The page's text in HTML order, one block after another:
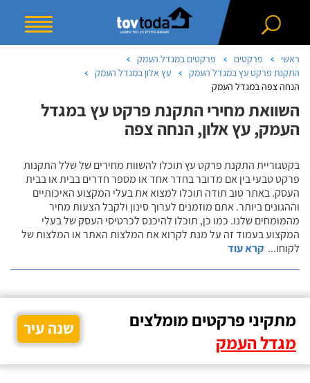
ראשי פרקטים
פרקטים במגדל העמק
התקנת פרקט עץ במגדל העמק
עץ אלון במגדל העמק
הנחה צפה במגדל העמק
השוואת מחירי התקנת פרקט עץ במגדל
העמק, עץ אלון, הנחה צפה
בקטגוריית התקנת פרקט עץ תוכלו להשוות מחירים של שלל התקנות
פרקט טבעי בין אם מדובר בחדר אחד או מספר חדרים בבית או בבית
העסק. באתר טוב תודה תוכלו למצוא את בעלי המקצוע האיכותיים
וההגונים ביותר. אתם מוזמנים לערוך סינון ולקבל הצעות מחיר
מהמומחים שלנו. כמו כן, תוכלו להיכנס לכרטיסי העסק של בעלי
המקצוע בעמוד זה על מנת לקרוא את המלצות האתר או המלצות של
לקוחו... קרא עוד
מתקיני פרקטים מומלצים
מגדל העמק
שנה עיר